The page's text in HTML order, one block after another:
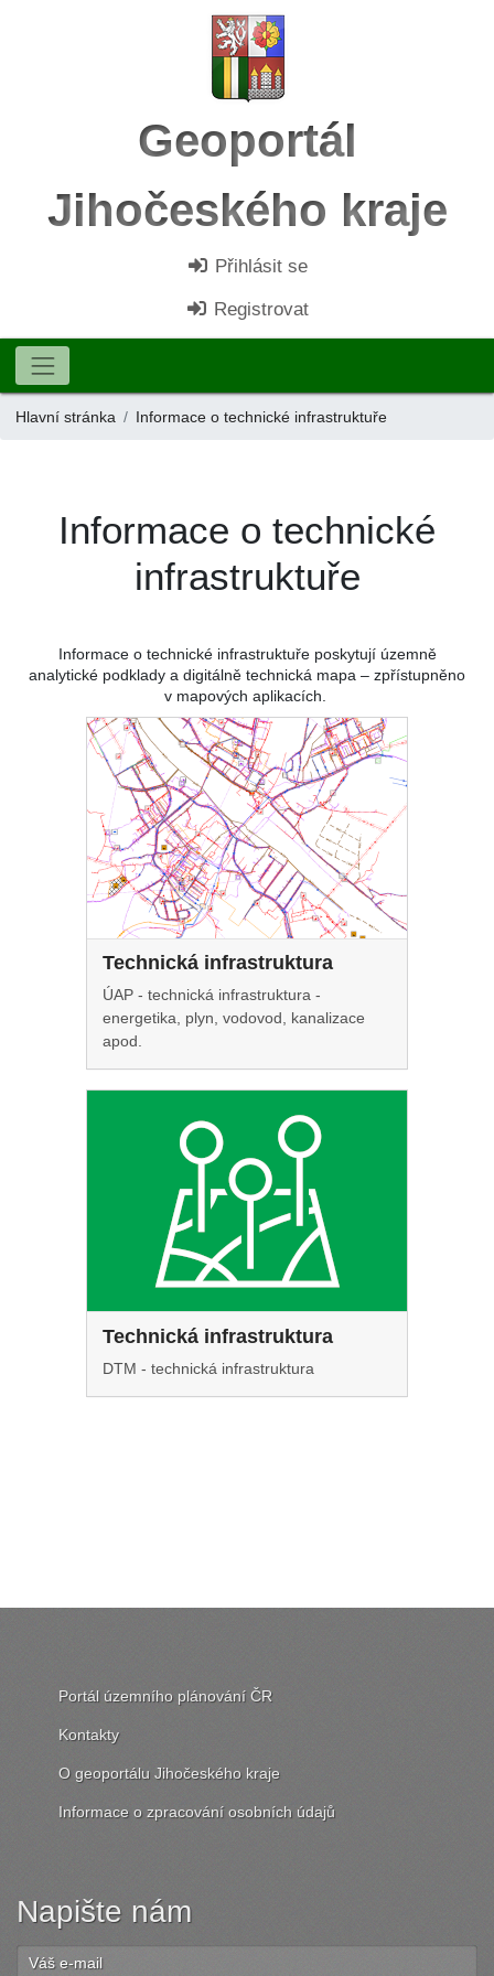
Geoportál
Jihočeského kraje
Přihlásit se
Registrovat
Hlavní stránka Informace o technické infrastruktuře
Informace o technické
infrastruktuře
Informace o technické infrastruktuře poskytují územně
analytické podklady a digitálně technická mapa – zpřístupněno
v mapových aplikacích.
Technická infrastruktura
ÚAP - technická infrastruktura -
energetika, plyn, vodovod, kanalizace
apod.
Technická infrastruktura
DTM - technická infrastruktura
Portál územního plánování ČR
Kontakty
O geoportálu Jihočeského kraje
Informace o zpracování osobních údajů
Napište nám